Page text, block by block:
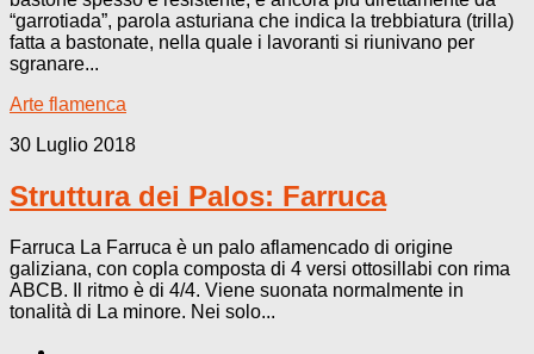
“garrotiada”, parola asturiana che indica la trebbiatura (trilla)
fatta a bastonate, nella quale i lavoranti si riunivano per
sgranare...
Arte flamenca
30 Luglio 2018
Struttura dei Palos: Farruca
Farruca La Farruca è un palo aflamencado di origine
galiziana, con copla composta di 4 versi ottosillabi con rima
ABCB. Il ritmo è di 4/4. Viene suonata normalmente in
tonalità di La minore. Nei solo...